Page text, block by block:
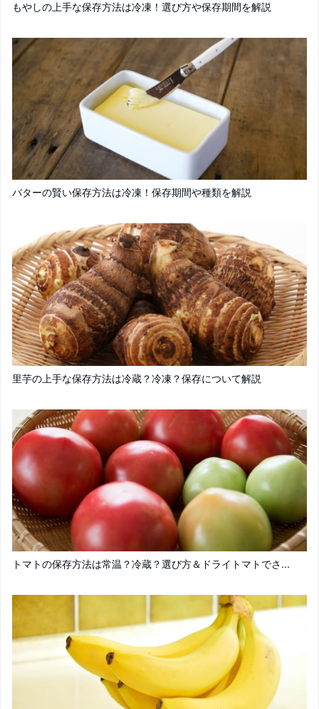
もやしの上手な保存方法は冷凍！選び方や保存期間を解説
バターの賢い保存方法は冷凍！保存期間や種類を解説
里芋の上手な保存方法は冷蔵？冷凍？保存について解説
トマトの保存方法は常温？冷蔵？選び方＆ドライトマトでさ...